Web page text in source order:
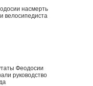
насмерть
велосипедиста
Феодосии
руководство